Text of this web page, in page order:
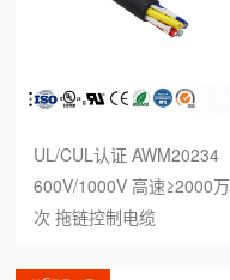
UL/CUL认证 AWM20234
600V/1000V 高速≥2000万
次 拖链控制电缆